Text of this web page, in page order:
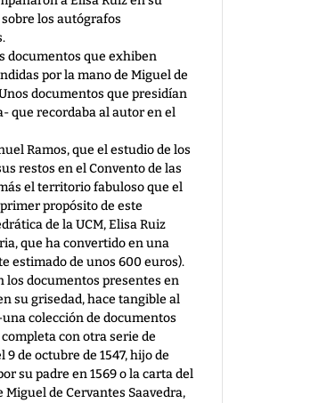
los autógrafos
documentos que exhiben
por la mano de Miguel de
documentos que presidían
que recordaba al autor en el
Ramos, que el estudio de los
restos en el Convento de las
el territorio fabuloso que el
propósito de este
de la UCM, Elisa Ruiz
que ha convertido en una
estimado de unos 600 euros).
los documentos presentes en
su grisedad, hace tangible al
colección de documentos
con otra serie de
de octubre de 1547, hijo de
su padre en 1569 o la carta del
de Cervantes Saavedra,